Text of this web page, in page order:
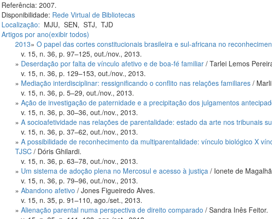
Referência: 2007.
Disponibilidade: Rede Virtual de Bibliotecas
Localização: MJU,SEN,STJ,TJD
Artigos por ano(exibir todos)
2013»O papel das cortes constitucionais brasileira e sul-africana no
v. 15, n. 36, p. 97–125, out./nov., 2013.
» Deserdação por falta de vínculo afetivo e de boa-fé familiar / Tarlei Lemos
v. 15, n. 36, p. 129–153, out./nov., 2013.
» Mediação interdisciplinar: ressignificando o conflito nas relações familiares /
v. 15, n. 36, p. 5–29, out./nov., 2013.
»Ação de investigação de paternidade e a precipitação dos julgamentos
v. 15, n. 36, p. 30–36, out./nov., 2013.
»A socioafetividade nas relações de parentalidade: estado da arte nos tribunais
v. 15, n. 36, p. 37–62, out./nov., 2013.
»A possibilidade de reconhecimento da multiparentalidade: vínculo biológico X
TJSC / Dóris Ghilardi.
v. 15, n. 36, p. 63–78, out./nov., 2013.
» Um sistema de adoção plena no Mercosul e acesso à justiça / Ionete de
v. 15, n. 36, p. 79–96, out./nov., 2013.
»Abandono afetivo / Jones Figueiredo Alves.
v. 15, n. 35, p. 91–110, ago./set., 2013.
»Alienação parental numa perspectiva de direito comparado / Sandra Inês Feitor.